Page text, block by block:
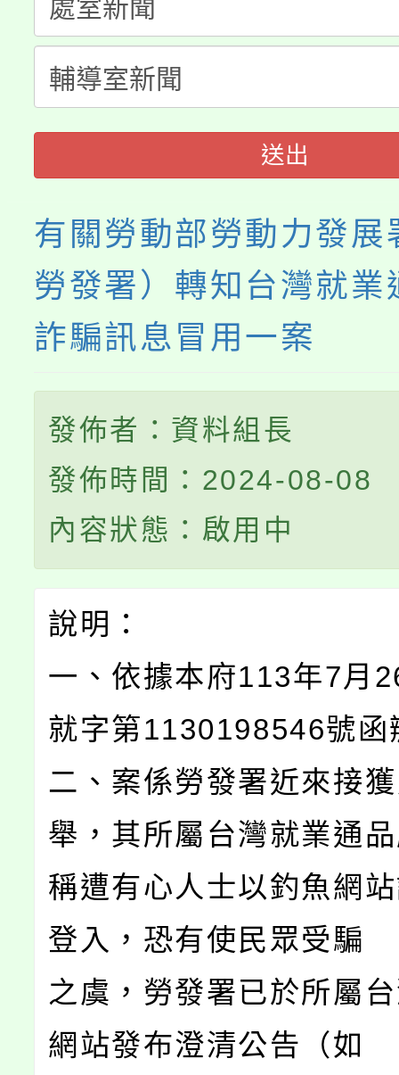
代理(課)教師甄選結果(
公告本校115學年度第
代理(課)教師甄選結果(
轉知中國文化大學推廣
《TA101》溝通分析基
程，歡迎學生輔導中心
心理、諮商輔導、社會
系所師生報名參加。
送出
有關勞動部勞動力發展
勞發署）轉知台灣就業
詐騙訊息冒用一案
發佈者：資料組長
發佈時間：2024-08-08
內容狀態：啟用中
說明：
一、依據本府113年7月
就字第1130198546號函
二、案係勞發署近來接
舉，其所屬台灣就業通
稱遭有心人士以釣魚網
登入，恐有使民眾受騙
之虞，勞發署已於所屬
網站發布澄清公告（如